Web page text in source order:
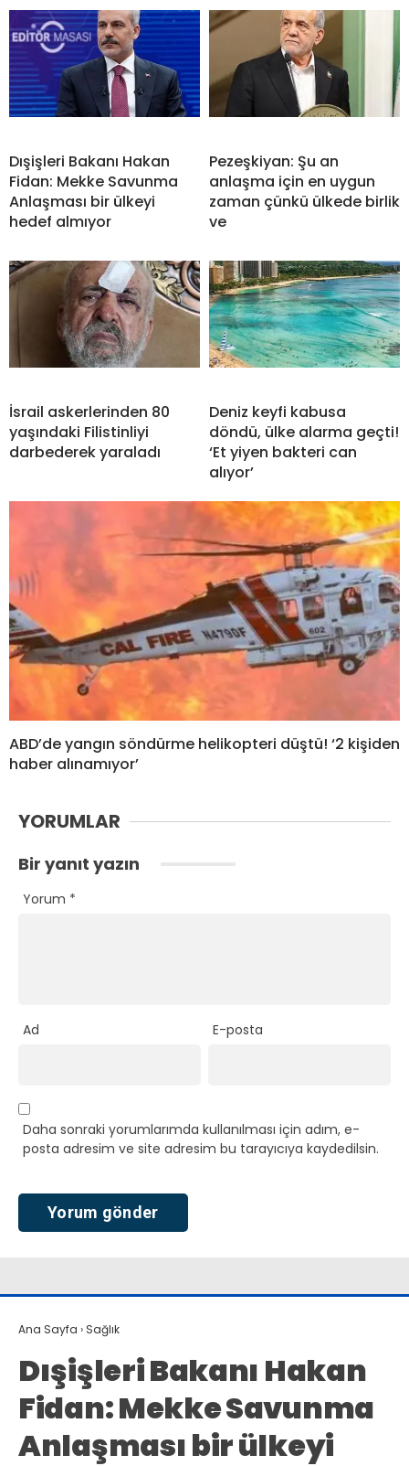
Dışişleri Bakanı Hakan
Fidan: Mekke Savunma
Anlaşması bir ülkeyi
hedef almıyor
Pezeşkiyan: Şu an
anlaşma için en uygun
zaman çünkü ülkede birlik
ve
İsrail askerlerinden 80
yaşındaki Filistinliyi
darbederek yaraladı
Deniz keyfi kabusa
döndü, ülke alarma geçti!
‘Et yiyen bakteri can
alıyor’
ABD’de yangın söndürme helikopteri düştü! ‘2 kişiden
haber alınamıyor’
YORUMLAR
Bir yanıt yazın
Yorum *
Ad E-posta
Daha sonraki yorumlarımda kullanılması için adım, e-
posta adresim ve site adresim bu tarayıcıya kaydedilsin.
Ana Sayfa › Sağlık
Dışişleri Bakanı Hakan
Fidan: Mekke Savunma
Anlaşması bir ülkeyi